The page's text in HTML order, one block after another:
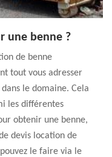
une benne ?
de benne
tout vous adresser
le domaine. Cela
les différentes
obtenir une benne,
devis location de
le faire via le